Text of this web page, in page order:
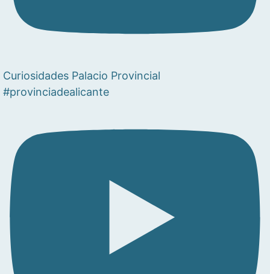
Curiosidades Palacio Provincial
#provinciadealicante